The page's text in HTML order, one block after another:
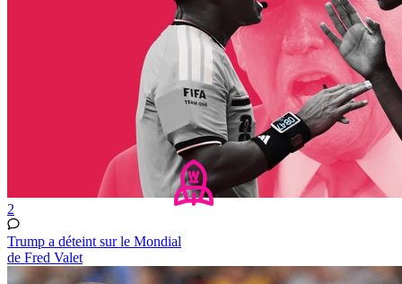
2
Trump a déteint sur le Mondial
de Fred Valet